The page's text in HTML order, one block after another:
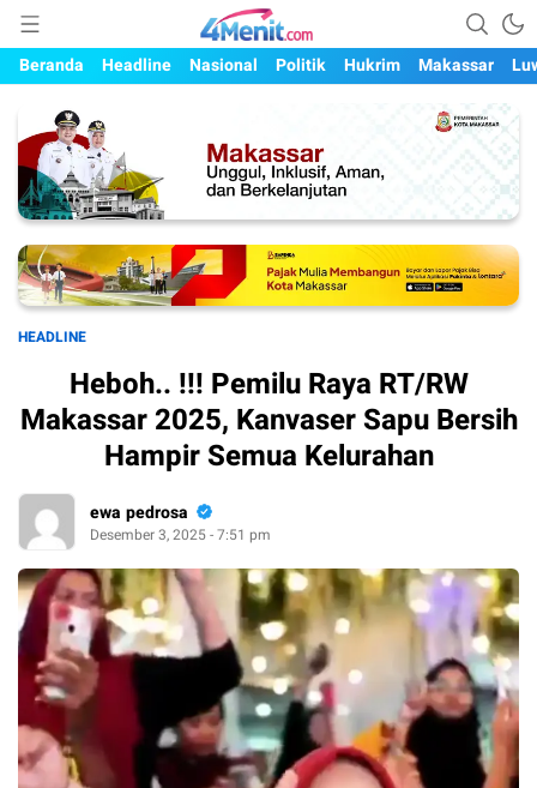
4menit.com
Mengungkap Kisah, Setiap Hari
Beranda
Headline Nasional Politik Hukrim Makassar
HEADLINE
Heboh.. !!! Pemilu Raya RT/RW
Makassar 2025, Kanvaser Sapu Bersih
Hampir Semua Kelurahan
ewa pedrosa
Desember 3, 2025 - 7:51 pm